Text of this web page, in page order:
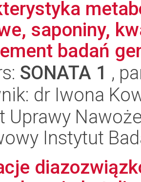
saponiny,
badań
SONATA 1 ,
dr Iwona
Uprawy
Instytut